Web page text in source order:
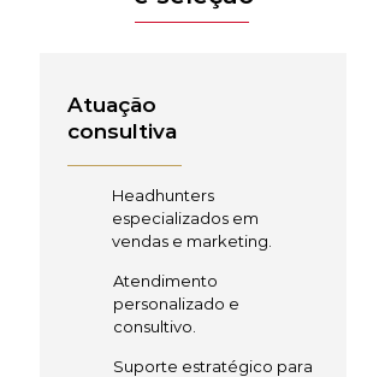
Atuação
consultiva
Headhunters
especializados em
vendas e marketing.
Atendimento
personalizado e
consultivo.
Suporte estratégico para